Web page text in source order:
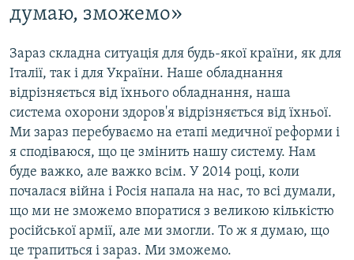
думаю, зможемо»
Зараз складна ситуація для будь-якої країни, як для
Італії, так і для України. Наше обладнання
відрізняється від їхнього обладнання, наша
система охорони здоров'я відрізняється від їхньої.
Ми зараз перебуваємо на етапі медичної реформи і
я сподіваюся, що це змінить нашу систему. Нам
буде важко, але важко всім. У 2014 році, коли
почалася війна і Росія напала на нас, то всі думали,
що ми не зможемо впоратися з великою кількістю
російської армії, але ми змогли. То ж я думаю, що
це трапиться і зараз. Ми зможемо.